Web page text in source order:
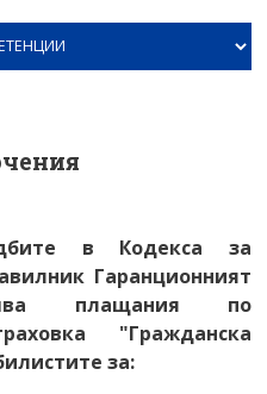
за незастраховани МПС
Обезпечителен фонд
уреждане на претенции
ЦЕНТЪР И
в Кодекса за
Гаранционният
плащания по
"Гражданска
за: